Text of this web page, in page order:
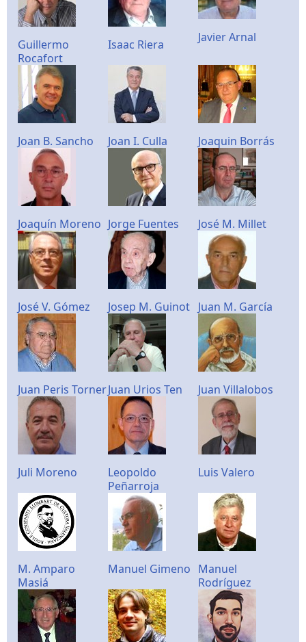
Guillermo
Rocafort
Isaac Riera Javier Arnal
Joan B. Sancho Joan I. Culla Joaquin Borrás
Joaquín Moreno Jorge Fuentes José M. Millet
José V. Gómez Josep M. Guinot Juan M. García
Juan Peris TornerJuan Urios Ten Juan Villalobos
Juli Moreno
Leopoldo
Peñarroja
Luis Valero
M. Amparo
Masiá
Manuel Gimeno Manuel
Rodríguez